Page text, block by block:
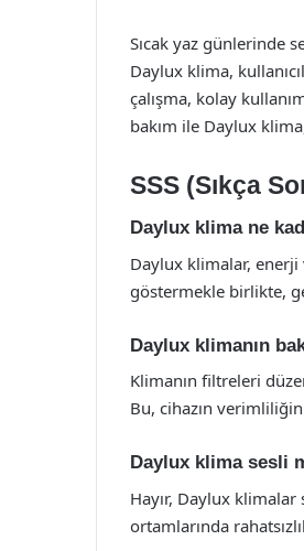
Sıcak yaz günlerinde
Daylux klima,
çalışma, kolay
bakım ile Daylux
SSS (Sıkça
Daylux klima ne
Daylux klimalar,
göstermekle birlikte,
Daylux klimanın
Klimanın filtreleri
Bu, cihazın verimliliğini
Daylux klima sesli
Hayır, Daylux klimalar
ortamlarında